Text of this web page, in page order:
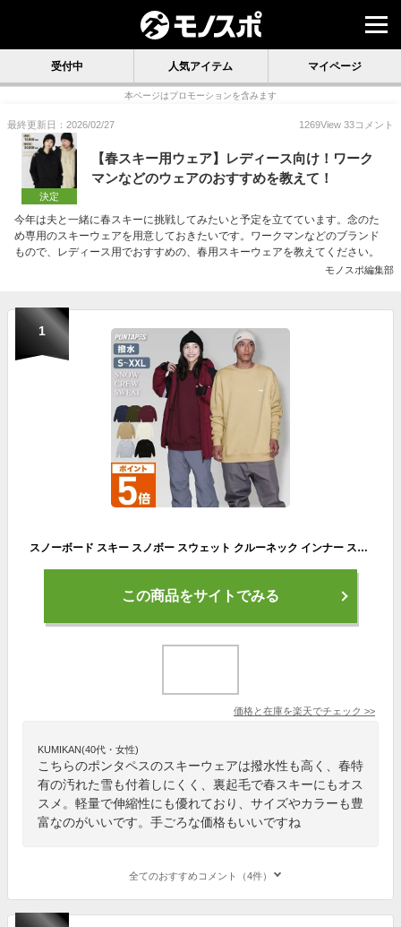
受付中 人気アイテム マイページ
本ページはプロモーションを含みます
最終更新日：2026/02/27 1269View 33コメント
決定
【春スキー用ウェア】レディース向け！ワーク
マンなどのウェアのおすすめを教えて！
今年は夫と一緒に春スキーに挑戦してみたいと予定を立てています。念のた
め専用のスキーウェアを用意しておきたいです。ワークマンなどのブランド
もので、レディース用でおすすめの、春用スキーウェアを教えてください。
モノスポ編集部
1
スノーボード スキー スノボー スウェット クルーネック インナー スノーボードウェア スキーウェア スノボウェア 撥水 撥水スエット 裏起毛 防寒 雪 アウトドア キャンプ 春スキー 春スノボー メンズ レディース PONS-135
この商品をサイトでみる
価格と在庫を楽天でチェック >>
KUMIKAN(40代・女性)
こちらのポンタペスのスキーウェアは撥水性も高く、春特
有の汚れた雪も付着しにくく、裏起毛で春スキーにもオス
スメ。軽量で伸縮性にも優れており、サイズやカラーも豊
富なのがいいです。手ごろな価格もいいですね
全てのおすすめコメント（4件）